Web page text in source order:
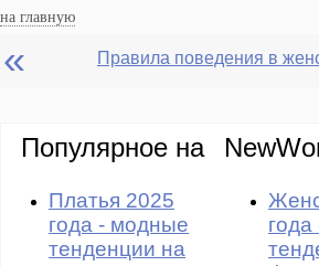
на главную
«
Популярное на
Платья 2025
года - модные
тенденции на